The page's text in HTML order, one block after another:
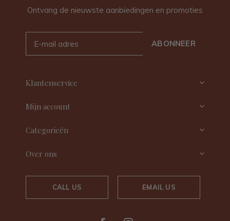
Ontvang de nieuwste aanbiedingen en promoties
ABONNEER
Klantenservice
Mijn account
Categorieën
Over ons
CALL US EMAIL US